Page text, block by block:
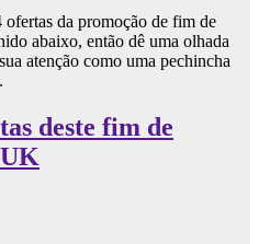
da promoção de fim de
abaixo, então dê uma olhada
atenção como uma pechincha
deste fim de